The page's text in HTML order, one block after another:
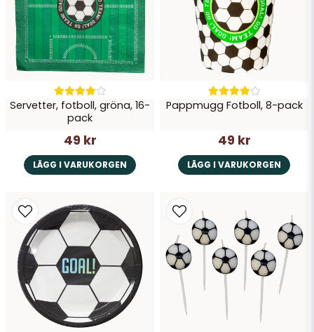
Servetter, fotboll, gröna, 16-
pack
49 kr
LÄGG I VARUKORGEN
Pappmugg Fotboll, 8-pack
49 kr
LÄGG I VARUKORGEN